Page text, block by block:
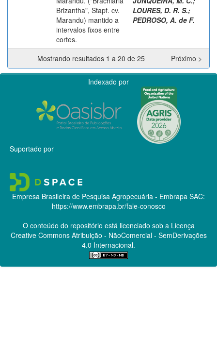
Brizantha", Stapf. cv.
Marandu) mantido a
intervalos fixos entre
cortes.
LOURES, D. R. S.;
PEDROSO, A. de F.
Mostrando resultados 1 a 20 de 25 Próximo >
Indexado por
Suportado por
Empresa Brasileira de Pesquisa Agropecuária - Embrapa SAC:
https://www.embrapa.br/fale-conosco
O conteúdo do repositório está licenciado sob a Licença
Creative CommonsAtribuição - NãoComercial - SemDerivações
4.0 Internacional.